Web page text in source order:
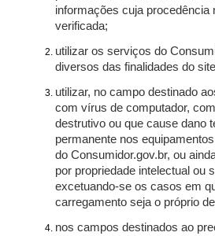
informações cuja procedência
verificada;
utilizar os serviços do
diversos das finalidades do
utilizar, no campo destinado
com vírus de computador,
destrutivo ou que cause dano
permanente nos
do Consumidor.gov.br, ou
por propriedade intelectual ou
excetuando-se os casos em
carregamento seja o próprio
nos campos destinados ao